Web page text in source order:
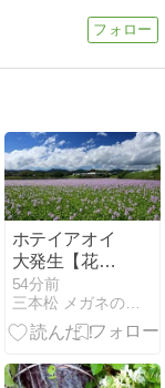
ホテイアオイ
大発生【花は
満開】
54分前
三本松 メガネのカワイ 店長ブログ